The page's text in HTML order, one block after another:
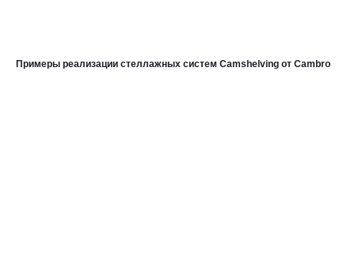
Примеры реализации стеллажных систем Camshelving от Cambro